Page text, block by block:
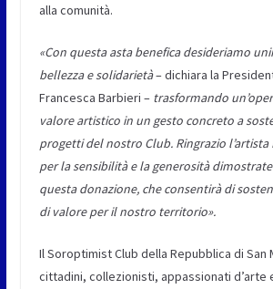
alla comunità.
«Con questa asta benefica desideriamo
bellezza e solidarietà– dichiara la
Francesca Barbieri – trasformando
valore artistico in un gesto concreto a
progetti del nostro Club. Ringrazio l’artista
per la sensibilità e la generosità
questa donazione, che consentirà di
di valore per il nostro territorio».
Il Soroptimist Club della Repubblica di San
cittadini, collezionisti, appassionati d’arte